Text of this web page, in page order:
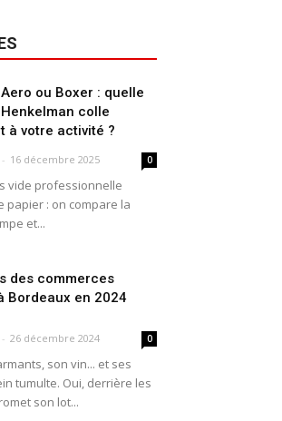
ou Boxer : quelle
colle
à votre activité ?
- 16 décembre 2025 0
vide professionnelle
papier : on compare la
et...
des commerces
Bordeaux en 2024
- 26 décembre 2024 0
son vin... et ses
tumulte. Oui, derrière les
son lot...